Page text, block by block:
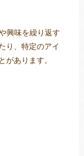
興味を繰り返す
り、特定のアイ
があります。